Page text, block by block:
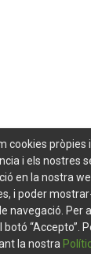
cookies pròpies
i els nostres
en la nostra
i poder
navegació. Per
botó “Accepto”.
la nostra